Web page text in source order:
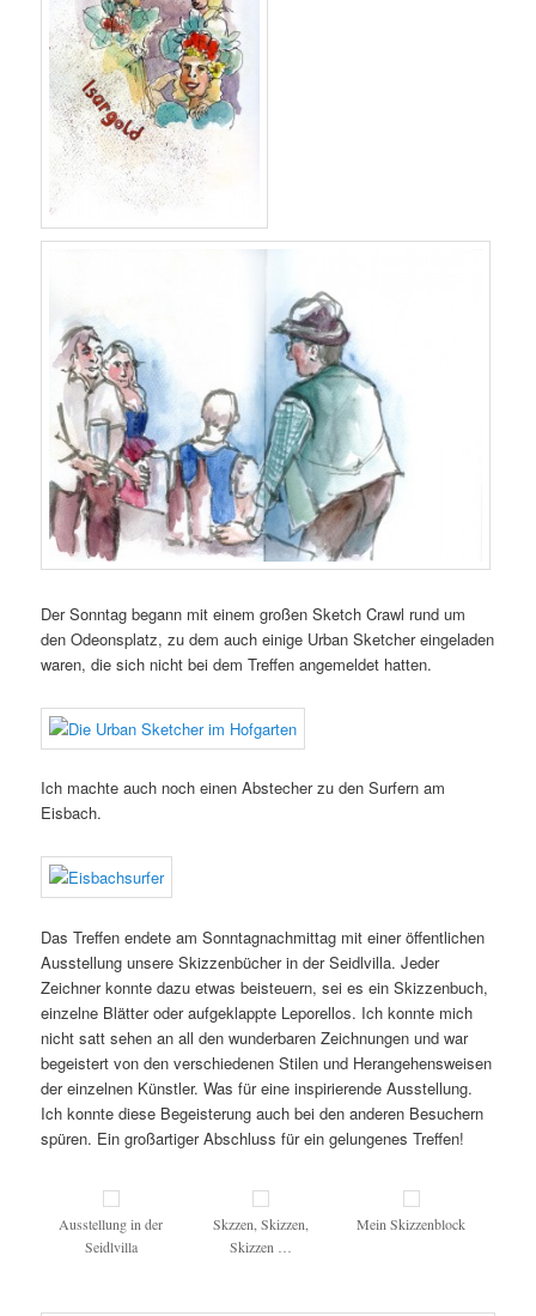
Der Sonntag begann mit einem großen Sketch Crawl rund um
den Odeonsplatz, zu dem auch einige Urban Sketcher eingeladen
waren, die sich nicht bei dem Treffen angemeldet hatten.
Ich machte auch noch einen Abstecher zu den Surfern am
Eisbach.
Das Treffen endete am Sonntagnachmittag mit einer öffentlichen
Ausstellung unsere Skizzenbücher in der Seidlvilla. Jeder
Zeichner konnte dazu etwas beisteuern, sei es ein Skizzenbuch,
einzelne Blätter oder aufgeklappte Leporellos. Ich konnte mich
nicht satt sehen an all den wunderbaren Zeichnungen und war
begeistert von den verschiedenen Stilen und Herangehensweisen
der einzelnen Künstler. Was für eine inspirierende Ausstellung.
Ich konnte diese Begeisterung auch bei den anderen Besuchern
spüren. Ein großartiger Abschluss für ein gelungenes Treffen!
Ausstellung in der
Seidlvilla
Skzzen, Skizzen,
Skizzen …
Mein Skizzenblock